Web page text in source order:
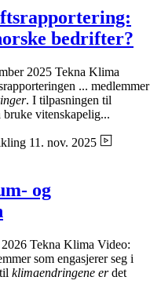
bedrifter?
2025 Tekna Klima
... medlemmer
. I tilpasningen til
vitenskapelig...
11. nov. 2025
og
Tekna Klima Video:
som engasjerer seg i
klimaendringene erdet